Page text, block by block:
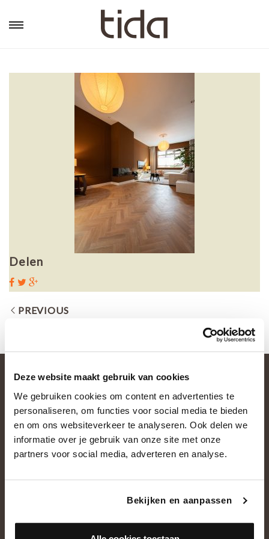
Deze website maakt gebruik van cookies
We gebruiken cookies om content en advertenties te
personaliseren, om functies voor social media te bieden
en om ons websiteverkeer te analyseren. Ook delen we
informatie over je gebruik van onze site met onze
partners voor social media, adverteren en analyse.
Bekijken en aanpassen
Delen
PREVIOUS